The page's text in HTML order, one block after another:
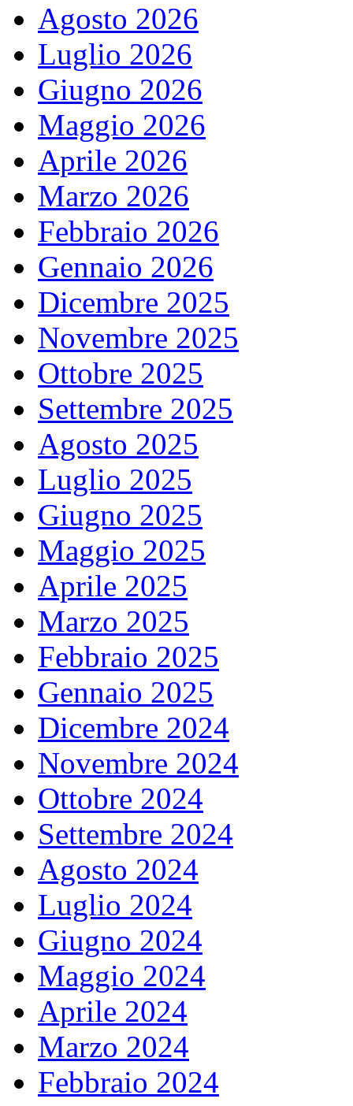
Agosto 2026
Luglio 2026
Giugno 2026
Maggio 2026
Aprile 2026
Marzo 2026
Febbraio 2026
Gennaio 2026
Dicembre 2025
Novembre 2025
Ottobre 2025
Settembre 2025
Agosto 2025
Luglio 2025
Giugno 2025
Maggio 2025
Aprile 2025
Marzo 2025
Febbraio 2025
Gennaio 2025
Dicembre 2024
Novembre 2024
Ottobre 2024
Settembre 2024
Agosto 2024
Luglio 2024
Giugno 2024
Maggio 2024
Aprile 2024
Marzo 2024
Febbraio 2024